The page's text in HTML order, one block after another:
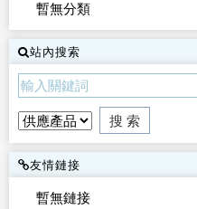
暫無分類
站內搜索
友情鏈接
暫無鏈接